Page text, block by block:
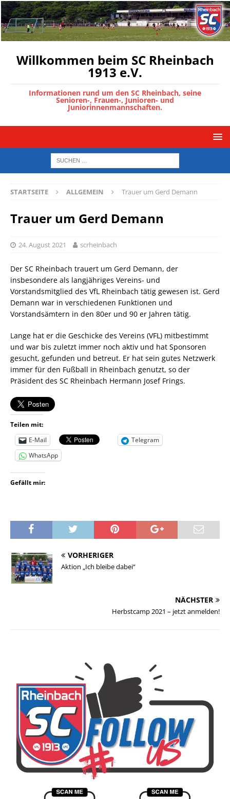
Willkommen beim SC Rheinbach
1913 e.V.
Informationen rund um den SC Rheinbach, seine
Senioren-, Frauen-, Junioren- und
Juniorinnenmannschaften.
STARTSEITE ALLGEMEIN Trauer um Gerd Demann
Trauer um Gerd Demann
24. August 2021 scrheinbach
Der SC Rheinbach trauert um Gerd Demann, der
insbesondere als langjähriges Vereins- und
Vorstandsmitglied des VfL Rheinbach tätig gewesen ist. Gerd
Demann war in verschiedenen Funktionen und
Vorstandsämtern in den 80er und 90 er Jahren tätig.
Lange hat er die Geschicke des Vereins (VFL) mitbestimmt
und war bis zuletzt immer noch aktiv und hat Sponsoren
gesucht, gefunden und betreut. Er hat sein gutes Netzwerk
immer für den Fußball in Rheinbach genutzt, so der
Präsident des SC Rheinbach Hermann Josef Frings.
Teilen mit:
E-Mail
Telegram
WhatsApp
Gefällt mir:
VORHERIGER
Aktion „Ich bleibe dabei“
NÄCHSTER
Herbstcamp 2021 – jetzt anmelden!